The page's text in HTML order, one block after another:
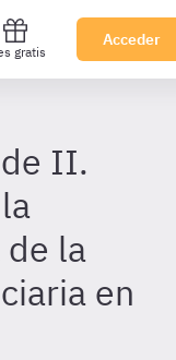
gratis
Acceder
II.
la
en